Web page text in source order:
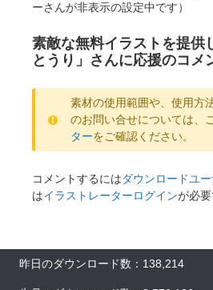
ーさんが非表示の設定中です）
素敵な無料イラストを提供
とうり」さんに応援のコメ
素材の使用範囲や、使用方
のお問い合せについては、
ターをご確認ください。
コメントするにはダウンロードユ
はイラストレーターログインが必要
昨日のダウンロード数：138,214